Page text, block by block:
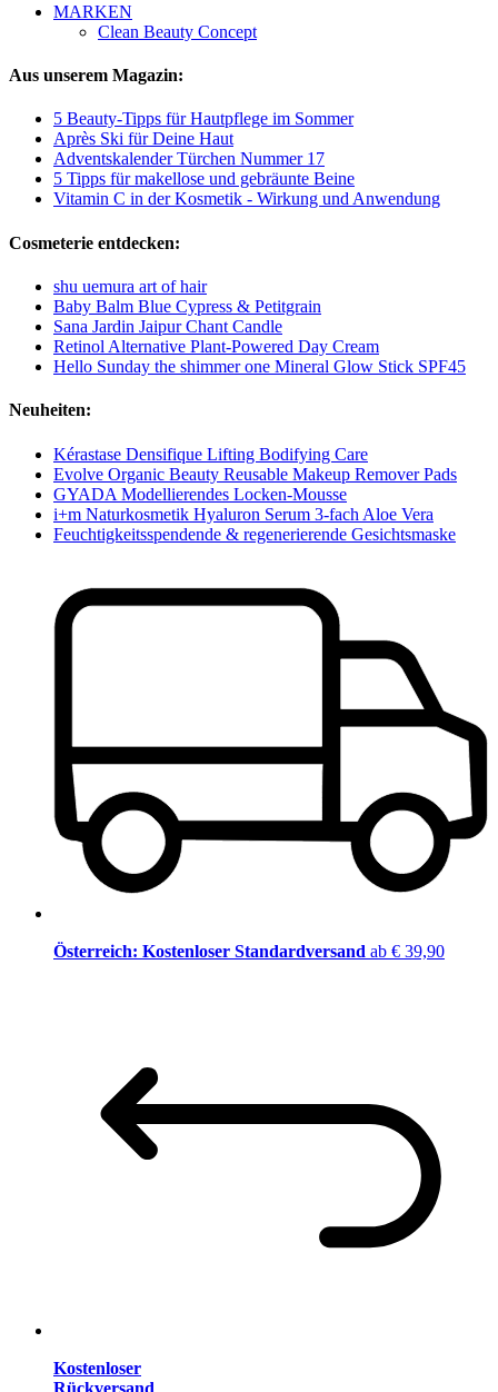
MARKEN
Clean Beauty Concept
Aus unserem Magazin:
5 Beauty-Tipps für Hautpflege im Sommer
Après Ski für Deine Haut
Adventskalender Türchen Nummer 17
5 Tipps für makellose und gebräunte Beine
Vitamin C in der Kosmetik - Wirkung und Anwendung
Cosmeterie entdecken:
shu uemura art of hair
Baby Balm Blue Cypress & Petitgrain
Sana Jardin Jaipur Chant Candle
Retinol Alternative Plant-Powered Day Cream
Hello Sunday the shimmer one Mineral Glow Stick SPF45
Neuheiten:
Kérastase Densifique Lifting Bodifying Care
Evolve Organic Beauty Reusable Makeup Remover Pads
GYADA Modellierendes Locken-Mousse
i+m Naturkosmetik Hyaluron Serum 3-fach Aloe Vera
Feuchtigkeitsspendende & regenerierende Gesichtsmaske
Österreich: Kostenloser Standardversand ab € 39,90
Kostenloser